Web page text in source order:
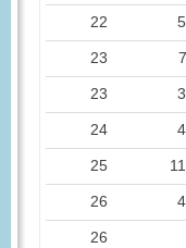
0.08
0.06
0.05
0.04
0.03
0.02
0.02
22
23
23
24
25
26
26